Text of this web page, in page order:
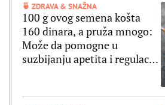
🍵 ZDRAVA & SNAŽNA
100 g ovog semena košta
160 dinara, a pruža mnogo:
Može da pomogne u
suzbijanju apetita i regulaciji